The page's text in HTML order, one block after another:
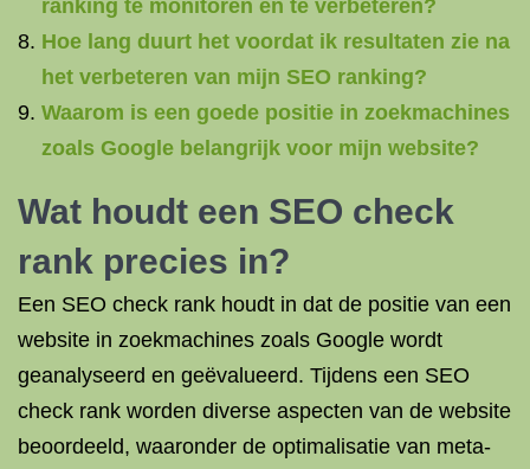
ranking te monitoren en te verbeteren?
Hoe lang duurt het voordat ik resultaten zie na
het verbeteren van mijn SEO ranking?
Waarom is een goede positie in zoekmachines
zoals Google belangrijk voor mijn website?
Wat houdt een SEO check
rank precies in?
Een SEO check rank houdt in dat de positie van een
website in zoekmachines zoals Google wordt
geanalyseerd en geëvalueerd. Tijdens een SEO
check rank worden diverse aspecten van de website
beoordeeld, waaronder de optimalisatie van meta-